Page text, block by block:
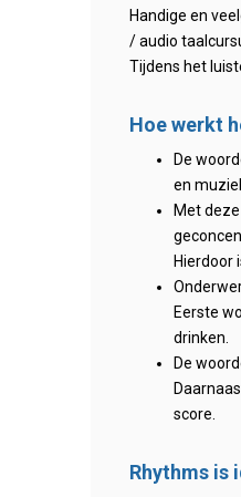
Handige en
/ audio
Tijdens het
Hoe werkt
De
en
Met
Hierdoor
Eerste
drinken.
De
score.
Rhythms is